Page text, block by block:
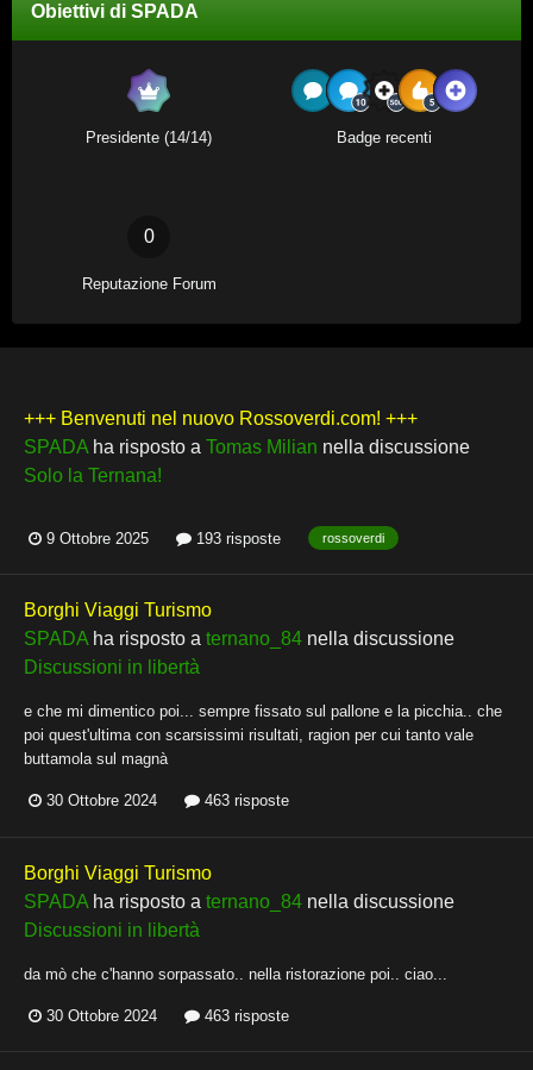
Obiettivi di SPADA
Presidente (14/14) Badge recenti
0
Reputazione Forum
+++ Benvenuti nel nuovo Rossoverdi.com! +++
SPADA ha risposto a Tomas Milian nella discussione
Solo la Ternana!
9 Ottobre 2025 193 risposte rossoverdi
Borghi Viaggi Turismo
SPADA ha risposto a ternano_84 nella discussione
Discussioni in libertà
e che mi dimentico poi... sempre fissato sul pallone e la picchia.. che
poi quest'ultima con scarsissimi risultati, ragion per cui tanto vale
buttamola sul magnà
30 Ottobre 2024 463 risposte
Borghi Viaggi Turismo
SPADA ha risposto a ternano_84 nella discussione
Discussioni in libertà
da mò che c'hanno sorpassato.. nella ristorazione poi.. ciao...
30 Ottobre 2024 463 risposte